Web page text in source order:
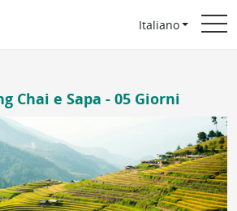
Italiano
Chai e Sapa - 05 Giorni